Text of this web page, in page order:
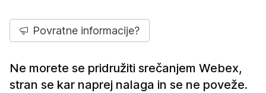
Povratne informacije?
Ne morete se pridružiti srečanjem Webex,
stran se kar naprej nalaga in se ne poveže.